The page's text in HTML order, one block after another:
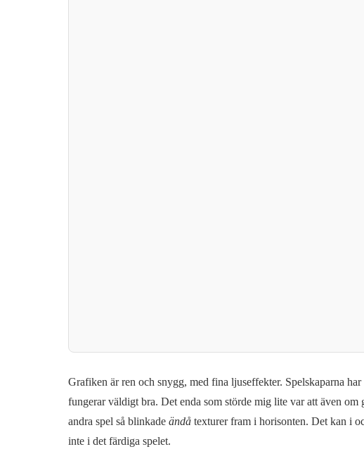
Grafiken är ren och snygg, med fina ljuseffekter. Spelskaparna
fungerar väldigt bra. Det enda som störde mig lite var att även
andra spel så blinkade ändå texturer fram i horisonten. Det kan i
inte i det färdiga spelet.